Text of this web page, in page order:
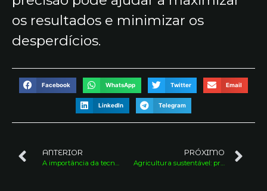
os resultados e minimizar os
desperdícios.
Facebook WhatsApp Twitter Email
LinkedIn Telegram
ANTERIOR
A importância da tecnologia na produção agrícola
PRÓXIMO
Agricultura sustentável: preservando o meio ambiente e assegurando a segurança alimentar